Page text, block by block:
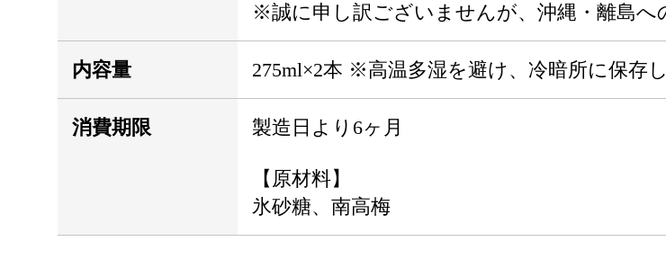
※誠に申し訳ございませんが、沖縄・離島へ
内容量 275ml×2本 ※高温多湿を避け、冷暗所に保存
消費期限 製造日より6ヶ月
【原材料】
氷砂糖、南高梅